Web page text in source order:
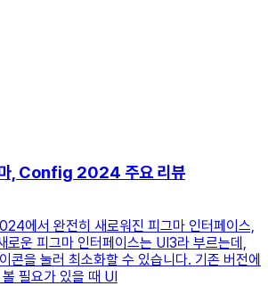
마, Config 2024 주요 리뷰
에서 완전히 새로워진 피그마 인터페이스,
로운 피그마 인터페이스는 UI3라 부르는데,
콘을 눌러 최소화할 수 있습니다. 기존 버전에
필요가 있을 때 UI